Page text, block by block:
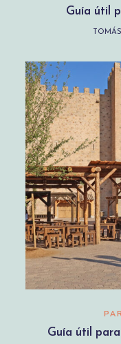
Guía útil
TOMÁS
Guía útil